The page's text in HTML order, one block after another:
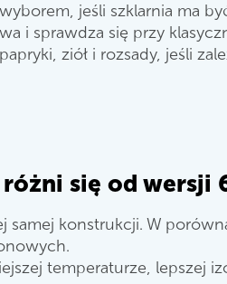
jeśli szklarnia ma
i sprawdza się przy
ziół i rozsady, jeśli
się od wersji
konstrukcji. W
temperaturze, lepszej